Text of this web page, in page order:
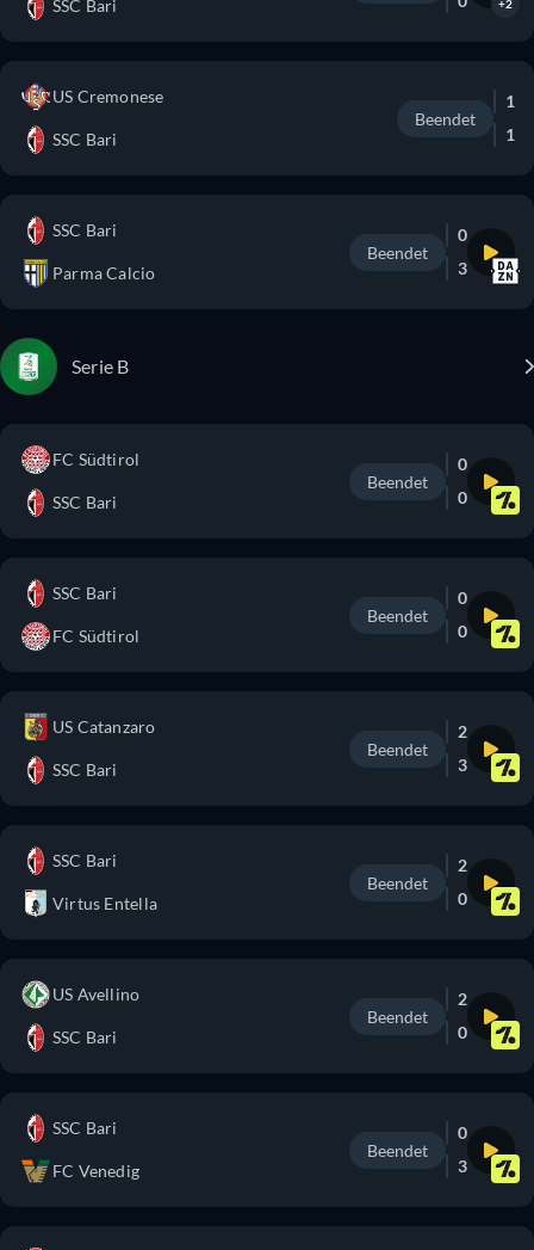
SSC Bari +2
US Cremonese
SSC Bari
Beendet
1
1
SSC Bari
Parma Calcio
Beendet
0
3
Serie B
FC Südtirol
SSC Bari
Beendet
0
0
SSC Bari
FC Südtirol
Beendet
0
0
US Catanzaro
SSC Bari
Beendet
2
3
SSC Bari
Virtus Entella
Beendet
2
0
US Avellino
SSC Bari
Beendet
2
0
SSC Bari
FC Venedig
Beendet
0
3